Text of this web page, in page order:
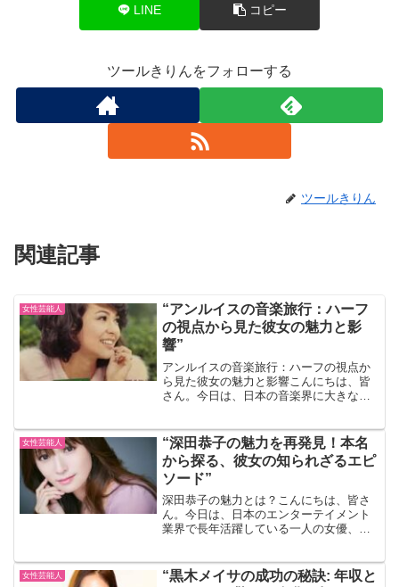
LINE コピー
ツールきりんをフォローする
ツールきりん
関連記事
女性芸能人
“アンルイスの音楽旅行：ハーフ
の視点から見た彼女の魅力と影
響”
アンルイスの音楽旅行：ハーフの視点か
ら見た彼女の魅力と影響こんにちは、皆
さん。今日は、日本の音楽界に大きな影
力、そして私たちハーフに与えた影響に
ついて深く掘り下げていきま...
女性芸能人
“深田恭子の魅力を再発見！本名
から探る、彼女の知られざるエピ
ソード”
深田恭子の魅力とは？こんにちは、皆さ
ん。今日は、日本のエンターテイメント
業界で長年活躍している一人の女優、深
囲気と、演技力の高さですよね。でも、
女性芸能人
“黒木メイサの成功の秘訣: 年収と